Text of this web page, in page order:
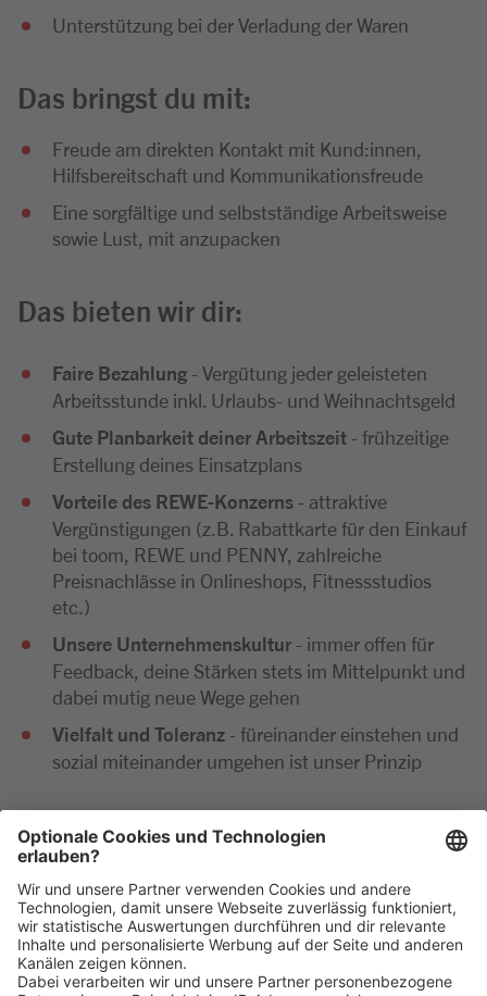
Unterstützung bei der Verladung der Waren
Das bringst du mit:
Freude am direkten Kontakt mit Kund:innen,
Hilfsbereitschaft und Kommunikationsfreude
Eine sorgfältige und selbstständige Arbeitsweise
sowie Lust, mit anzupacken
Das bieten wir dir:
Faire Bezahlung - Vergütung jeder geleisteten
Arbeitsstunde inkl. Urlaubs- und Weihnachtsgeld
Gute Planbarkeit deiner Arbeitszeit - frühzeitige
Erstellung deines Einsatzplans
Vorteile des REWE-Konzerns - attraktive
Vergünstigungen (z.B. Rabattkarte für den Einkauf
bei toom, REWE und PENNY, zahlreiche
Preisnachlässe in Onlineshops, Fitnessstudios
etc.)
Unsere Unternehmenskultur - immer offen für
Feedback, deine Stärken stets im Mittelpunkt und
dabei mutig neue Wege gehen
Vielfalt und Toleranz - füreinander einstehen und
sozial miteinander umgehen ist unser Prinzip
diese ausschließlich digital ein. Im Anschluss an deine
Bewerbung kommen wir zeitnah per E-Mail oder
telefonisch auf dich zu.